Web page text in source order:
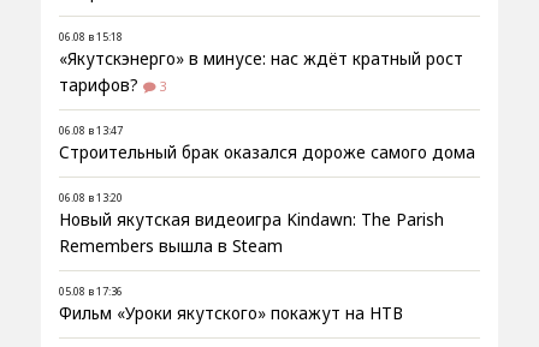
06.08 в 15:18
«Якутскэнерго» в минусе: нас ждёт кратный рост
тарифов?
3
06.08 в 13:47
Строительный брак оказался дороже самого дома
06.08 в 13:20
Новый якутская видеоигра Kindawn: The Parish
Remembers вышла в Steam
05.08 в 17:36
Фильм «Уроки якутского» покажут на НТВ